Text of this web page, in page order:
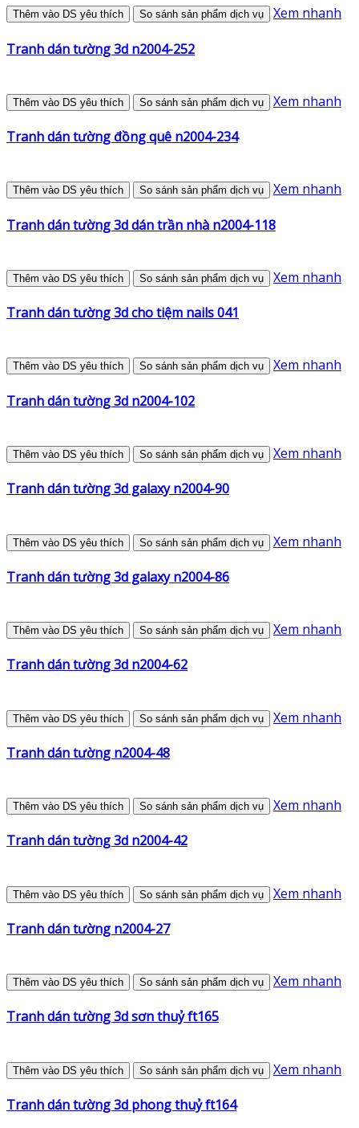
Thêm vào DS yêu thích So sánh sản phẩm dịch vụ Xem nhanh
Tranh dán tường 3d n2004-252
Thêm vào DS yêu thích So sánh sản phẩm dịch vụ Xem nhanh
Tranh dán tường đồng quê n2004-234
Thêm vào DS yêu thích So sánh sản phẩm dịch vụ Xem nhanh
Tranh dán tường 3d dán trần nhà n2004-118
Thêm vào DS yêu thích So sánh sản phẩm dịch vụ Xem nhanh
Tranh dán tường 3d cho tiệm nails 041
Thêm vào DS yêu thích So sánh sản phẩm dịch vụ Xem nhanh
Tranh dán tường 3d n2004-102
Thêm vào DS yêu thích So sánh sản phẩm dịch vụ Xem nhanh
Tranh dán tường 3d galaxy n2004-90
Thêm vào DS yêu thích So sánh sản phẩm dịch vụ Xem nhanh
Tranh dán tường 3d galaxy n2004-86
Thêm vào DS yêu thích So sánh sản phẩm dịch vụ Xem nhanh
Tranh dán tường 3d n2004-62
Thêm vào DS yêu thích So sánh sản phẩm dịch vụ Xem nhanh
Tranh dán tường n2004-48
Thêm vào DS yêu thích So sánh sản phẩm dịch vụ Xem nhanh
Tranh dán tường 3d n2004-42
Thêm vào DS yêu thích So sánh sản phẩm dịch vụ Xem nhanh
Tranh dán tường n2004-27
Thêm vào DS yêu thích So sánh sản phẩm dịch vụ Xem nhanh
Tranh dán tường 3d sơn thuỷ ft165
Thêm vào DS yêu thích So sánh sản phẩm dịch vụ Xem nhanh
Tranh dán tường 3d phong thuỷ ft164